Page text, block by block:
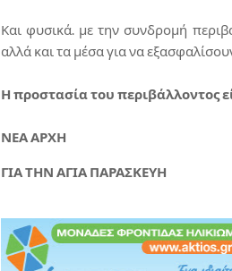
Και φυσικά. με την συνδρομή
αλλά και τα μέσα για να
Η προστασία του περιβάλλοντος
ΝΕΑ ΑΡΧΗ
ΓΙΑ ΤΗΝ ΑΓΙΑ ΠΑΡΑΣΚΕΥΗ